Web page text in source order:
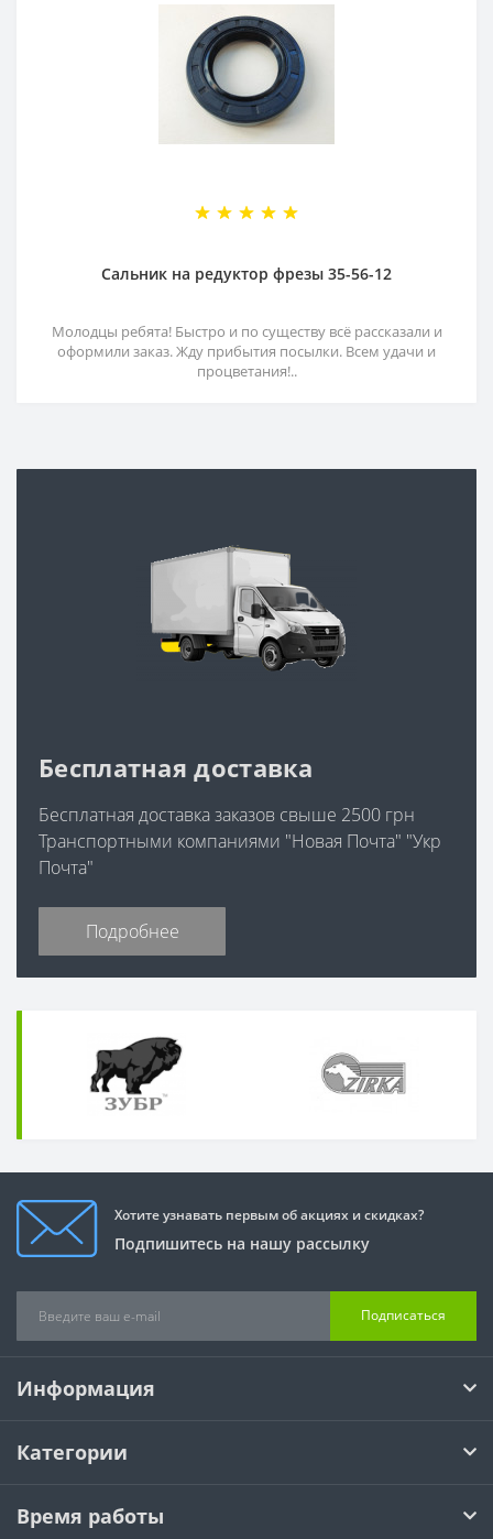
Сальник на редуктор фрезы 35-56-12
Молодцы ребята! Быстро и по существу всё рассказали и
оформили заказ. Жду прибытия посылки. Всем удачи и
процветания!..
Бесплатная доставка
Бесплатная доставка заказов свыше 2500 грн
Транспортными компаниями "Новая Почта" "Укр
Почта"
Подробнее
Хотите узнавать первым об акциях и скидках?
Подпишитесь на нашу рассылку
Подписаться
Информация
Категории
Время работы